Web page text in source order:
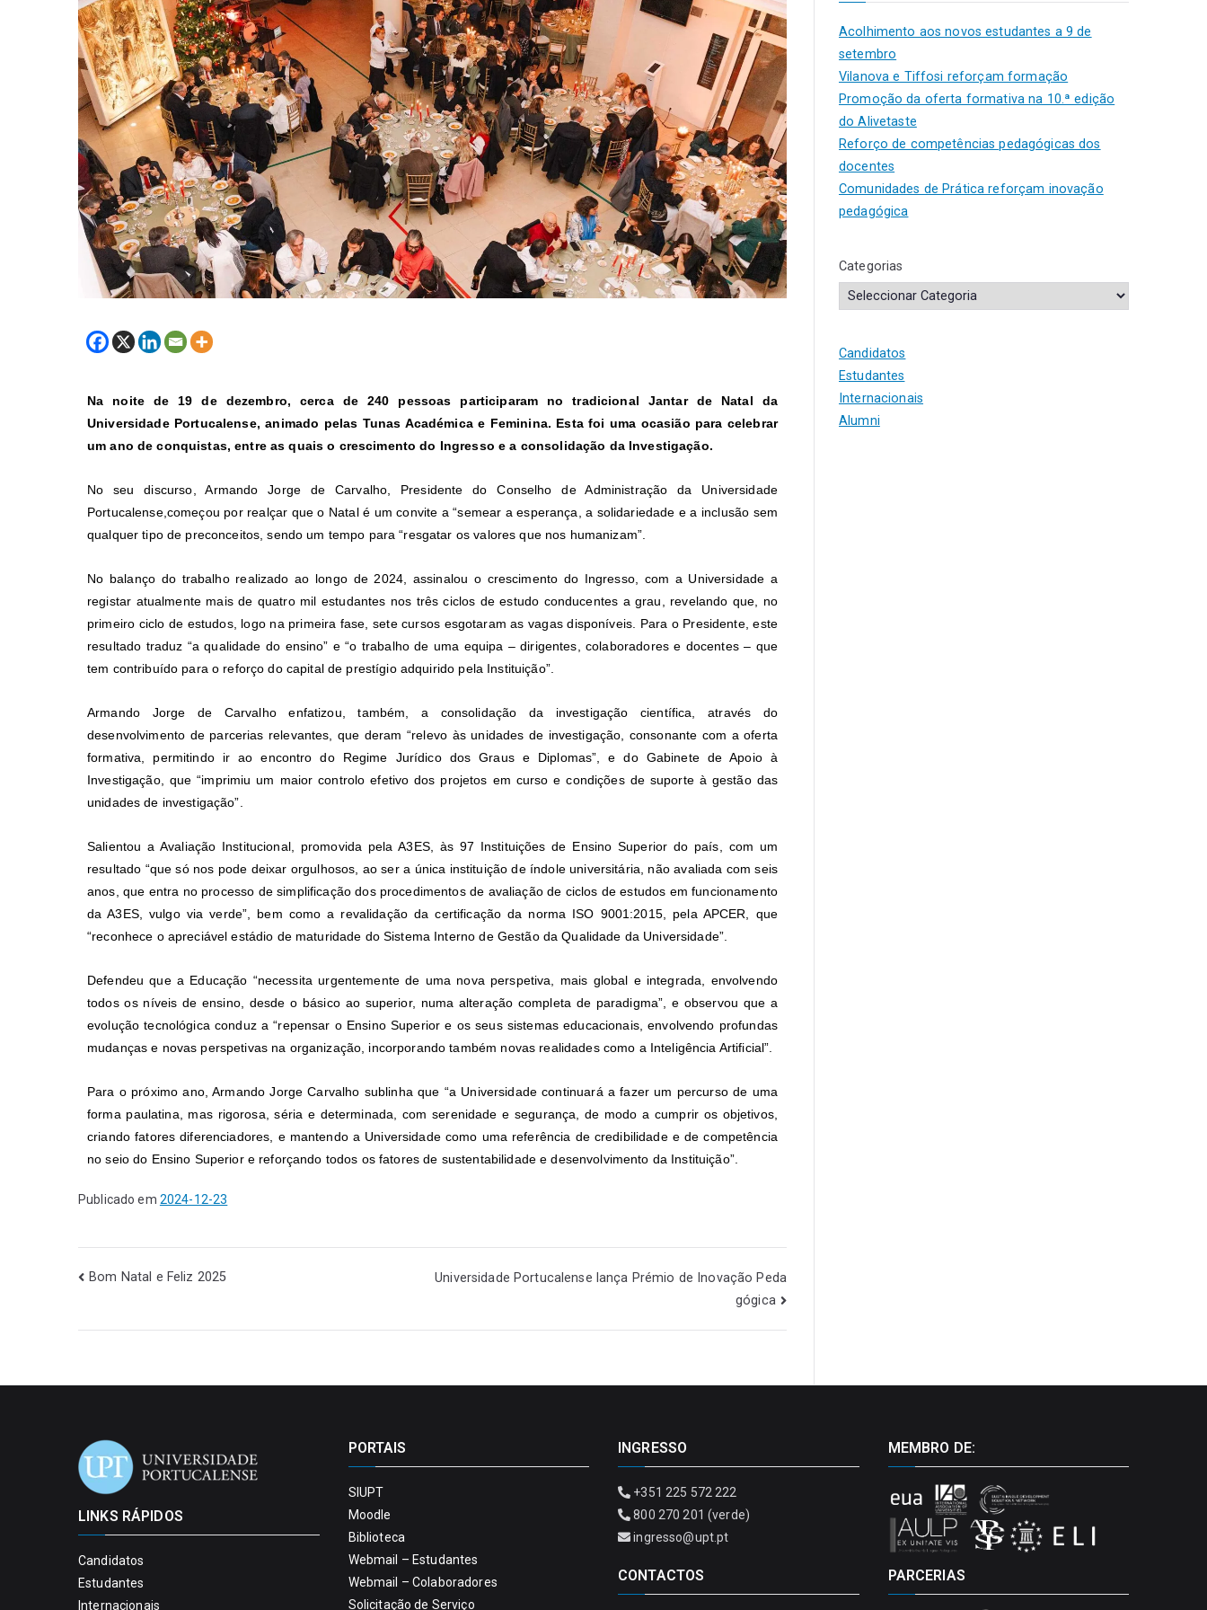
Na noite de 19 de dezembro, cerca de 240 pessoas participaram no tradicional Jantar de Natal da
Universidade Portucalense, animado pelas Tunas Académica e Feminina. Esta foi uma ocasião para celebrar
um ano de conquistas, entre as quais o crescimento do Ingresso e a consolidação da Investigação.
No seu discurso, Armando Jorge de Carvalho, Presidente do Conselho de Administração da Universidade
Portucalense,começou por realçar que o Natal é um convite a “semear a esperança, a solidariedade e a inclusão sem
qualquer tipo de preconceitos, sendo um tempo para “resgatar os valores que nos humanizam”.
No balanço do trabalho realizado ao longo de 2024, assinalou o crescimento do Ingresso, com a Universidade a
registar atualmente mais de quatro mil estudantes nos três ciclos de estudo conducentes a grau, revelando que, no
primeiro ciclo de estudos, logo na primeira fase, sete cursos esgotaram as vagas disponíveis. Para o Presidente, este
resultado traduz “a qualidade do ensino” e “o trabalho de uma equipa – dirigentes, colaboradores e docentes – que
tem contribuído para o reforço do capital de prestígio adquirido pela Instituição”.
Armando Jorge de Carvalho enfatizou, também, a consolidação da investigação científica, através do
desenvolvimento de parcerias relevantes, que deram “relevo às unidades de investigação, consonante com a oferta
formativa, permitindo ir ao encontro do Regime Jurídico dos Graus e Diplomas”, e do Gabinete de Apoio à
Investigação, que “imprimiu um maior controlo efetivo dos projetos em curso e condições de suporte à gestão das
unidades de investigação”.
Salientou a Avaliação Institucional, promovida pela A3ES, às 97 Instituições de Ensino Superior do país, com um
resultado “que só nos pode deixar orgulhosos, ao ser a única instituição de índole universitária, não avaliada com seis
anos, que entra no processo de simplificação dos procedimentos de avaliação de ciclos de estudos em funcionamento
da A3ES, vulgo via verde”, bem como a revalidação da certificação da norma ISO 9001:2015, pela APCER, que
“reconhece o apreciável estádio de maturidade do Sistema Interno de Gestão da Qualidade da Universidade”.
Defendeu que a Educação “necessita urgentemente de uma nova perspetiva, mais global e integrada, envolvendo
todos os níveis de ensino, desde o básico ao superior, numa alteração completa de paradigma”, e observou que a
evolução tecnológica conduz a “repensar o Ensino Superior e os seus sistemas educacionais, envolvendo profundas
mudanças e novas perspetivas na organização, incorporando também novas realidades como a Inteligência Artificial”.
Para o próximo ano, Armando Jorge Carvalho sublinha que “a Universidade continuará a fazer um percurso de uma
forma paulatina, mas rigorosa, séria e determinada, com serenidade e segurança, de modo a cumprir os objetivos,
criando fatores diferenciadores, e mantendo a Universidade como uma referência de credibilidade e de competência
no seio do Ensino Superior e reforçando todos os fatores de sustentabilidade e desenvolvimento da Instituição”.
Publicado em 2024-12-23
Bom Natal e Feliz 2025
Universidade Portucalense lança Prémio de Inovação Peda
gógica
Acolhimento aos novos estudantes a 9 de
setembro
Vilanova e Tiffosi reforçam formação
Promoção da oferta formativa na 10.ª edição
do Alivetaste
Reforço de competências pedagógicas dos
docentes
Comunidades de Prática reforçam inovação
pedagógica
Categorias
Candidatos
Estudantes
Internacionais
Alumni
LINKS RÁPIDOS
Candidatos
Estudantes
Internacionais
PORTAIS
SIUPT
Moodle
Biblioteca
Webmail – Estudantes
Webmail – Colaboradores
Solicitação de Serviço
INGRESSO
+351 225 572 222
800 270 201 (verde)
ingresso@upt.pt
CONTACTOS
MEMBRO DE:
PARCERIAS